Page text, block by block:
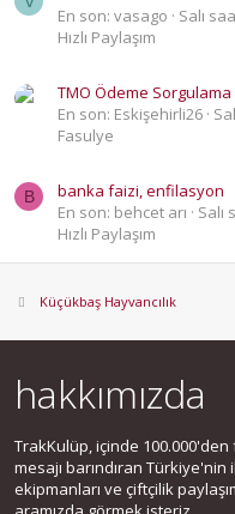
En son: vasago
Salı
Hızlı Paylaşım
TMO Ödeme Sorgulama
En son: Eskişehirli26
Fasulye
B
banka faizi, enfilasyon
En son: behcet arı
Salı
Hızlı Paylaşım
Küçükbaş Hayvancılık
hakkımızda
TrakKulüp, içinde
mesajı barındıran
ekipmanları ve çiftçilik